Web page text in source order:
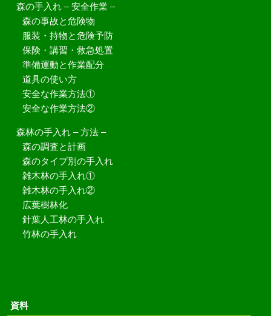
森の手入れ – 安全作業 –
森の事故と危険物
服装・持物と危険予防
保険・講習・救急処置
準備運動と作業配分
道具の使い方
安全な作業方法①
安全な作業方法②
森林の手入れ – 方法 –
森の調査と計画
森のタイプ別の手入れ
雑木林の手入れ①
雑木林の手入れ②
広葉樹林化
針葉人工林の手入れ
竹林の手入れ
資料